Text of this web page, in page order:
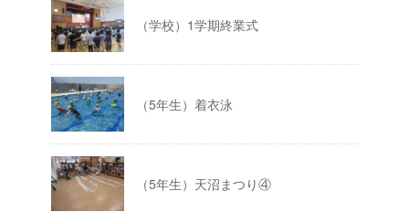
（学校）1学期終業式
（5年生）着衣泳
（5年生）天沼まつり④